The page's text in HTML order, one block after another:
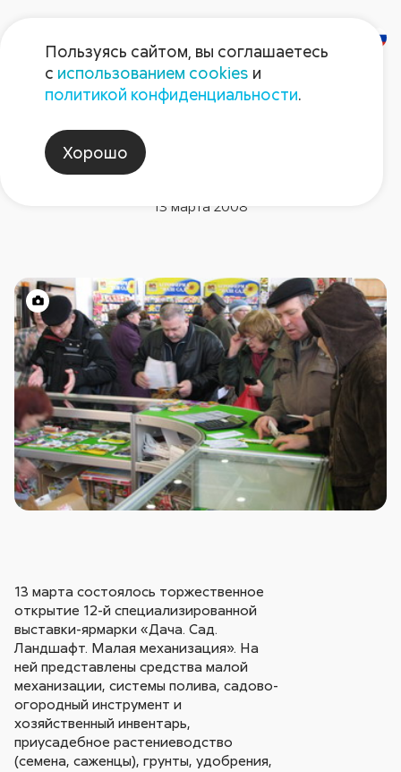
Новости компании
Выставка «Дача. Сад.
Ландшафт»: сезон открыт!
13 марта 2008
13 марта состоялось торжественное
открытие 12-й специализированной
выставки-ярмарки «Дача. Сад.
Ландшафт. Малая механизация». На
ней представлены средства малой
механизации, системы полива, садово-
огородный инструмент и
хозяйственный инвентарь,
приусадебное растениеводство
(семена, саженцы), грунты, удобрения,
Пользуясь сайтом, вы соглашаетесь
с использованием cookies и
политикой конфиденциальности.
Хорошо